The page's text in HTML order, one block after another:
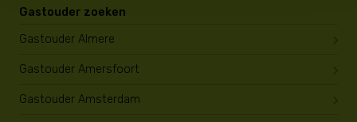
Gastouder zoeken
Gastouder Almere
Gastouder Amersfoort
Gastouder Amsterdam